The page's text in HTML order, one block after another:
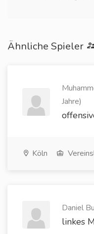
Ähnliche Spieler
Jahre)
Köln
Daniel
linkes